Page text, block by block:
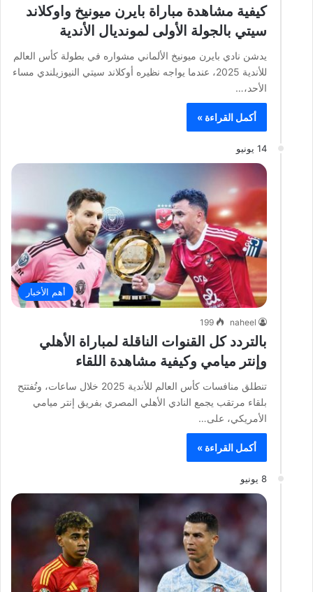
كيفية مشاهدة مباراة بايرن ميونيخ واوكلاند
سيتي بالجولة الأولى لمونديال الأندية
يدشن نادي بايرن ميونيخ الألماني مشواره في بطولة كأس العالم
للأندية 2025، عندما يواجه نظيره أوكلاند سيتي النيوزيلندي مساء
الأحد،…
أكمل القراءة »
14 يونيو
أهم الأخبار
naheel
199
بالتردد كل القنوات الناقلة لمباراة الأهلي
وإنتر ميامي وكيفية مشاهدة اللقاء
تنطلق منافسات كأس العالم للأندية 2025 خلال ساعات، وتُفتتح
بلقاء مرتقب يجمع النادي الأهلي المصري بفريق إنتر ميامي
الأمريكي، على…
أكمل القراءة »
8 يونيو